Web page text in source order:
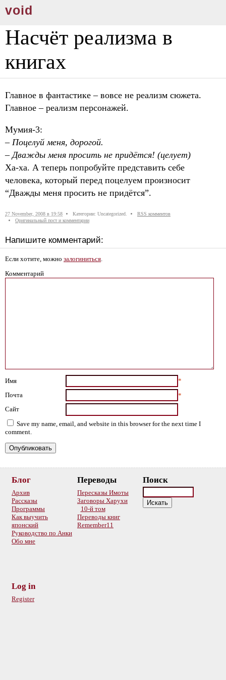
void
Насчёт реализма в
книгах
Главное в фантастике – вовсе не реализм сюжета.
Главное – реализм персонажей.
Мумия-3:
– Поцелуй меня, дорогой.
– Дважды меня просить не придётся! (целует)
Ха-ха. А теперь попробуйте представить себе
человека, который перед поцелуем произносит
“Дважды меня просить не придётся”.
27 November, 2008 в 19:58 Категории: Uncategorized.
RSS комментов
Оригинальный пост и комментарии
Напишите комментарий:
Если хотите, можно залогиниться.
Комментарий
Имя
*
Почта
*
Сайт
Save my name, email, and website in this browser for the next time I
comment.
Блог
Архив
Рассказы
Программы
Как выучить
японский
Руководство по Анки
Обо мне
Переводы
Пересказы Имоты
Заговоры Харухи
10-й том
Переводы книг
Remember11
Поиск
Log in
Register